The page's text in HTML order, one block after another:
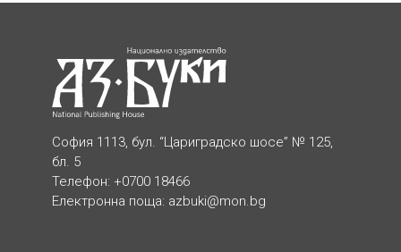
София 1113, бул. “Цариградско шосе” № 125,
бл. 5
Телефон: +0700 18466
Електронна поща: azbuki@mon.bg